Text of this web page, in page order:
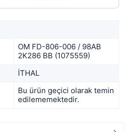
OM FD-806-006 / 98AB
2K286 BB (1075559)
İTHAL
Bu ürün geçici olarak temin
edilememektedir.